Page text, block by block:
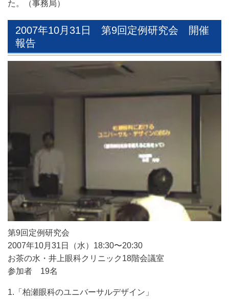
た。（事務局）
2007年10月31日 第9回定例研究会 開催
報告
第9回定例研究会
2007年10月31日（水）18:30〜20:30
お茶の水・井上眼科クリニック18階会議室
参加者 19名
1.「柏瀬眼科のユニバーサルデザイン」